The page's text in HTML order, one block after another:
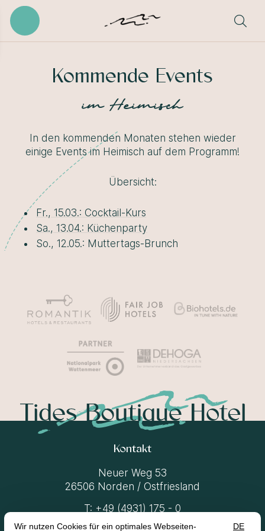
Kommende Events
im Heimisch
In den kommenden Monaten stehen wieder
einige Events im Heimisch auf dem Programm!
Übersicht:
Fr., 15.03.: Cocktail-Kurs
Sa., 13.04.: Küchenparty
So., 12.05.: Muttertags-Brunch
Kontakt
Neuer Weg 53
26506 Norden / Ostfriesland
T: +49 (4931) 175 - 0
M:
moin@tides-norden.de